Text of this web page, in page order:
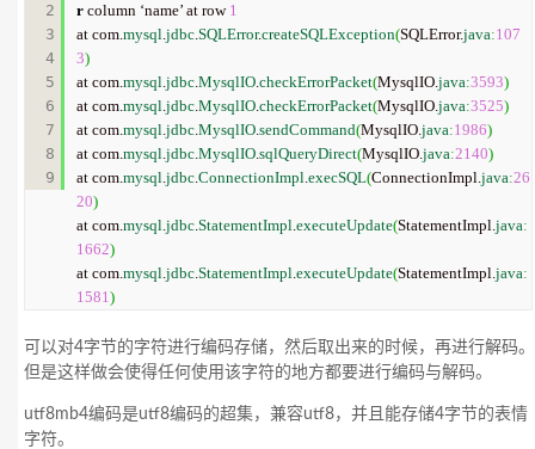
2
3
4
5
6
7
8
r column ‘name’ at row 1
at com.mysql.jdbc.SQLError.createSQLException(SQLError.java:107
3)
at com.mysql.jdbc.MysqlIO.checkErrorPacket(MysqlIO.java:3593)
at com.mysql.jdbc.MysqlIO.checkErrorPacket(MysqlIO.java:3525)
at com.mysql.jdbc.MysqlIO.sendCommand(MysqlIO.java:1986)
at com.mysql.jdbc.MysqlIO.sqlQueryDirect(MysqlIO.java:2140)
at com.mysql.jdbc.ConnectionImpl.execSQL(ConnectionImpl.java:26
20)
at com.mysql.jdbc.StatementImpl.executeUpdate(StatementImpl.java:
1662)
at com.mysql.jdbc.StatementImpl.executeUpdate(StatementImpl.java:
1581)
可以对4字节的字符进行编码存储，然后取出来的时候，再进行解码。
但是这样做会使得任何使用该字符的地方都要进行编码与解码。
utf8mb4编码是utf8编码的超集，兼容utf8，并且能存储4字节的表情
字符。